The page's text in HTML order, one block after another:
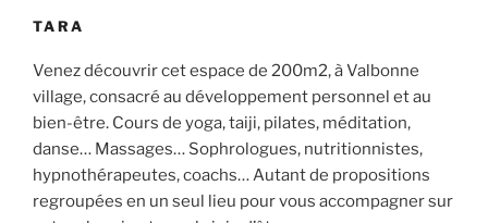
TARA
Venez découvrir cet espace de 200m2, à Valbonne
village, consacré au développement personnel et au
bien-être. Cours de yoga, taiji, pilates, méditation,
danse… Massages… Sophrologues, nutritionnistes,
hypnothérapeutes, coachs… Autant de propositions
regroupées en un seul lieu pour vous accompagner sur